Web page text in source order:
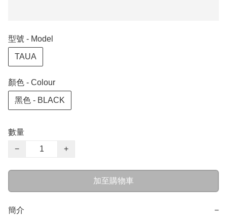
型號 - Model
TAUA
顏色 - Colour
黑色 - BLACK
數量
−
+
加至購物車
簡介 −